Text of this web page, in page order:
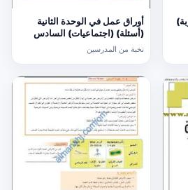
أوراق عمل في الوحدة الثانية
(أسئلة) (اجتماعيات) السادس
نخبة من المدرسين